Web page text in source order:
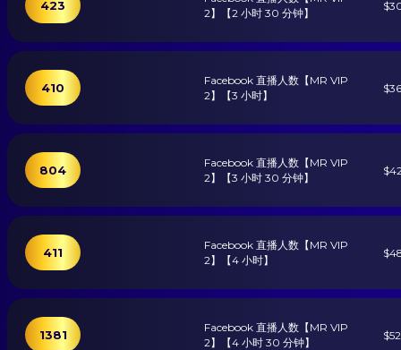
423
2】【2 小时 30 分钟】
410
Facebook 直播人数【MR VIP
2】【3 小时】
804
Facebook 直播人数【MR VIP
2】【3 小时 30 分钟】
411
Facebook 直播人数【MR VIP
2】【4 小时】
1381
Facebook 直播人数【MR VIP
2】【4 小时 30 分钟】